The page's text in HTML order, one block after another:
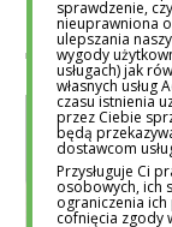
sprawdzenie,
nieuprawniona
ulepszania
wygody
usługach) jak
własnych
czasu istnienia
przez Ciebie
będą
dostawcom
Przysługuje Ci
osobowych, ich
ograniczenia
cofnięcia zgody